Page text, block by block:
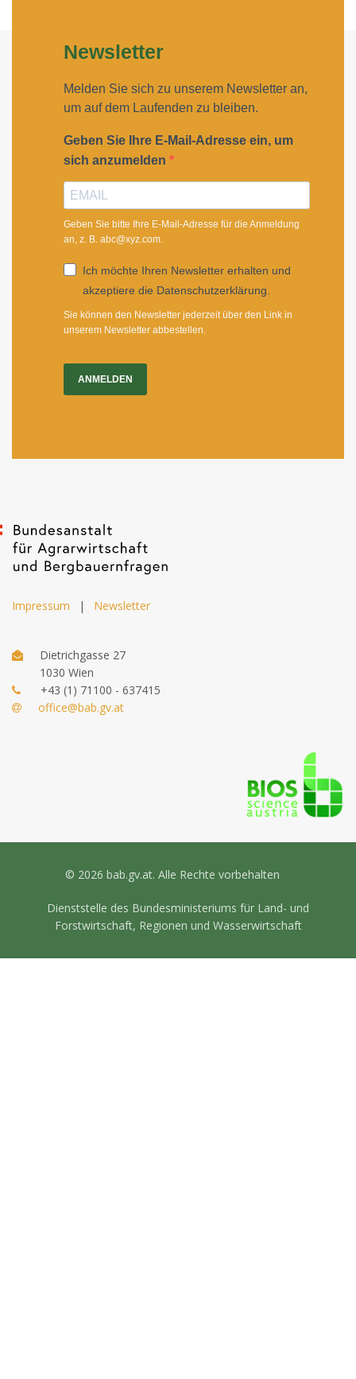
Newsletter
Melden Sie sich zu unserem Newsletter an,
um auf dem Laufenden zu bleiben.
Geben Sie Ihre E-Mail-Adresse ein, um
sich anzumelden
Geben Sie bitte Ihre E-Mail-Adresse für die Anmeldung
an, z. B. abc@xyz.com.
Ich möchte Ihren Newsletter erhalten und
akzeptiere die Datenschutzerklärung.
Sie können den Newsletter jederzeit über den Link in
unserem Newsletter abbestellen.
ANMELDEN
Impressum | Newsletter
Dietrichgasse 27
1030 Wien
+43 (1) 71100 - 637415
office@bab.gv.at
© 2026 bab.gv.at. Alle Rechte vorbehalten
Dienststelle des Bundesministeriums für Land- und
Forstwirtschaft, Regionen und Wasserwirtschaft